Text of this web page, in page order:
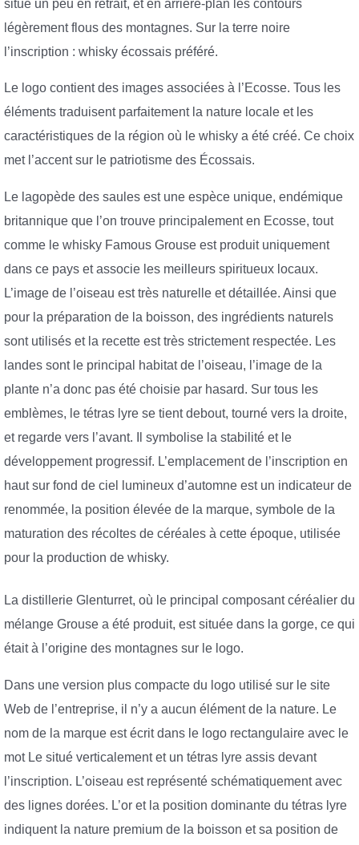
situe un peu en retrait, et en arrière-plan les contours
légèrement flous des montagnes. Sur la terre noire
l’inscription : whisky écossais préféré.
Le logo contient des images associées à l’Ecosse. Tous les
éléments traduisent parfaitement la nature locale et les
caractéristiques de la région où le whisky a été créé. Ce choix
met l’accent sur le patriotisme des Écossais.
Le lagopède des saules est une espèce unique, endémique
britannique que l’on trouve principalement en Ecosse, tout
comme le whisky Famous Grouse est produit uniquement
dans ce pays et associe les meilleurs spiritueux locaux.
L’image de l’oiseau est très naturelle et détaillée. Ainsi que
pour la préparation de la boisson, des ingrédients naturels
sont utilisés et la recette est très strictement respectée. Les
landes sont le principal habitat de l’oiseau, l’image de la
plante n’a donc pas été choisie par hasard. Sur tous les
emblèmes, le tétras lyre se tient debout, tourné vers la droite,
et regarde vers l’avant. Il symbolise la stabilité et le
développement progressif. L’emplacement de l’inscription en
haut sur fond de ciel lumineux d’automne est un indicateur de
renommée, la position élevée de la marque, symbole de la
maturation des récoltes de céréales à cette époque, utilisée
pour la production de whisky.
La distillerie Glenturret, où le principal composant céréalier du
mélange Grouse a été produit, est située dans la gorge, ce qui
était à l’origine des montagnes sur le logo.
Dans une version plus compacte du logo utilisé sur le site
Web de l’entreprise, il n’y a aucun élément de la nature. Le
nom de la marque est écrit dans le logo rectangulaire avec le
mot Le situé verticalement et un tétras lyre assis devant
l’inscription. L’oiseau est représenté schématiquement avec
des lignes dorées. L’or et la position dominante du tétras lyre
indiquent la nature premium de la boisson et sa position de